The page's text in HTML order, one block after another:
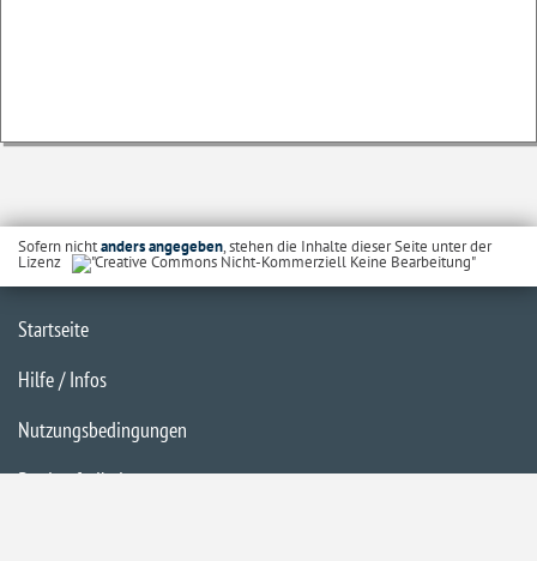
Sofern nichtanders angegeben, stehen die Inhalte dieser Seite unter der
Lizenz
Startseite
Hilfe / Infos
Nutzungsbedingungen
Barrierefreiheit